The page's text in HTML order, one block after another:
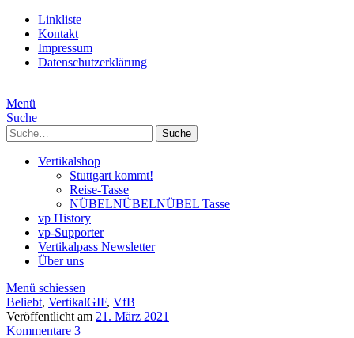
Linkliste
Kontakt
Impressum
Datenschutzerklärung
Menü
Suche
Suche
Vertikalshop
Stuttgart kommt!
Reise-Tasse
NÜBELNÜBELNÜBEL Tasse
vp History
vp-Supporter
Vertikalpass Newsletter
Über uns
Menü schiessen
Beliebt, VertikalGIF, VfB
Veröffentlicht am 21. März 2021
Kommentare 3